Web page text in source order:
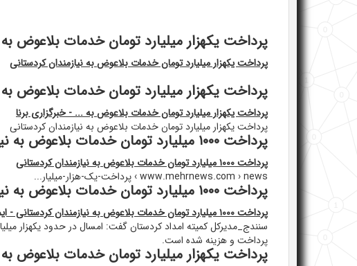
پرداخت یکهزار میلیارد تومان خدمات بلاعوض به
پرداخت یکهزار میلیارد تومان خدمات بلاعوض به نیازمندان کردستانی
پرداخت یکهزار میلیارد تومان خدمات بلاعوض
پرداخت یکهزار میلیارد تومان خدمات بلاعوض به ... - خبرگزاری برنا
پرداخت یکهزار میلیارد تومان خدمات بلاعوض به نیازمندان کردستانی
پرداخت ۱۰۰۰ میلیارد تومان خدمات بلاعوض به نیازمندان کردستانی
پرداخت ۱۰۰۰ میلیارد تومان خدمات بلاعوض به نیازمندان کردستانی
www.mehrnews.com › news › پرداخت-یک-هزار-میلیار...
پرداخت ۱۰۰۰ میلیارد تومان خدمات بلاعوض به نیازمندان کردستانی - ایمنا
پرداخت ۱۰۰۰ میلیارد تومان خدمات بلاعوض به نیازمندان کردستانی - ایمنا
سنندج_مدیرکل کمیته امداد کردستان گفت: امسال در حدود یکهزار
پرداخت و هزینه شده است.
پرداخت یکهزار میلیارد تومان خدمات بلاعوض